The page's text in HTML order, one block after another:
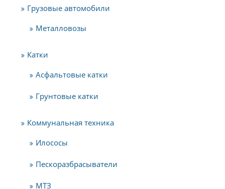
Грузовые автомобили
Металловозы
Катки
Асфальтовые катки
Грунтовые катки
Коммунальная техника
Илососы
Пескоразбрасыватели
МТЗ